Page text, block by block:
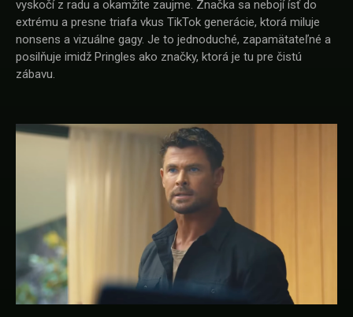
vyskočí z radu a okamžite zaujme. Značka sa nebojí ísť do
extrému a presne triafa vkus TikTok generácie, ktorá miluje
nonsens a vizuálne gagy. Je to jednoduché, zapamätateľné a
posilňuje imidž Pringles ako značky, ktorá je tu pre čistú
zábavu.